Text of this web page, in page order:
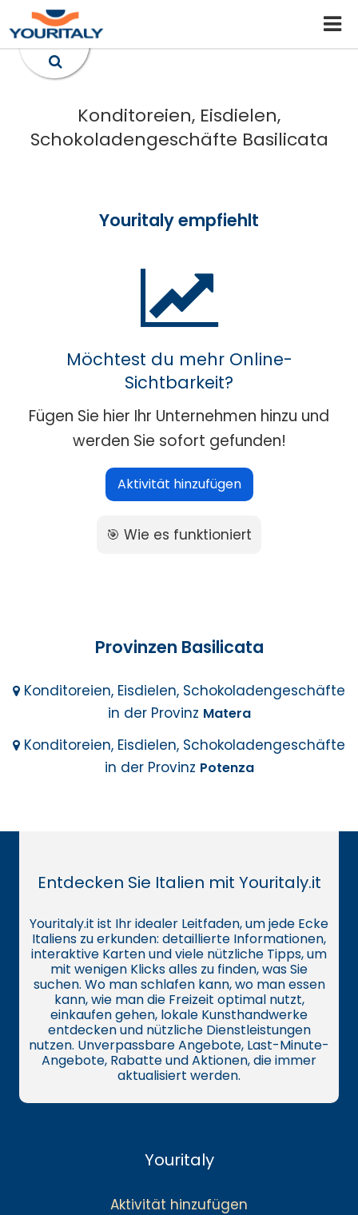
Konditoreien, Eisdielen,
Schokoladengeschäfte Basilicata
Youritaly empfiehlt
Möchtest du mehr Online-
Sichtbarkeit?
Fügen Sie hier Ihr Unternehmen hinzu und
werden Sie sofort gefunden!
Aktivität hinzufügen
🎯 Wie es funktioniert
Provinzen Basilicata
Konditoreien, Eisdielen, Schokoladengeschäfte
in der Provinz Matera
Konditoreien, Eisdielen, Schokoladengeschäfte
in der Provinz Potenza
Entdecken Sie Italien mit Youritaly.it
Youritaly.it ist Ihr idealer Leitfaden, um jede Ecke
Italiens zu erkunden: detaillierte Informationen,
interaktive Karten und viele nützliche Tipps, um
mit wenigen Klicks alles zu finden, was Sie
suchen. Wo man schlafen kann, wo man essen
kann, wie man die Freizeit optimal nutzt,
einkaufen gehen, lokale Kunsthandwerke
entdecken und nützliche Dienstleistungen
nutzen. Unverpassbare Angebote, Last-Minute-
Angebote, Rabatte und Aktionen, die immer
aktualisiert werden.
Youritaly
Aktivität hinzufügen